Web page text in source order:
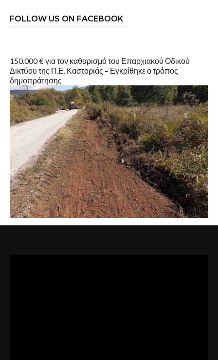
FOLLOW US ON FACEBOOK
150.000 € για τον καθαρισμό του Επαρχιακού Οδικού
Δικτύου της Π.Ε. Καστοριάς – Εγκρίθηκε ο τρόπος
δημοπράτησης